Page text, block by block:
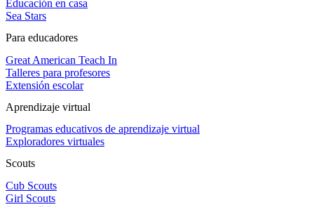
Educación en casa
Sea Stars
Para educadores
Great American Teach In
Talleres para profesores
Extensión escolar
Aprendizaje virtual
Programas educativos de aprendizaje virtual
Exploradores virtuales
Scouts
Cub Scouts
Girl Scouts